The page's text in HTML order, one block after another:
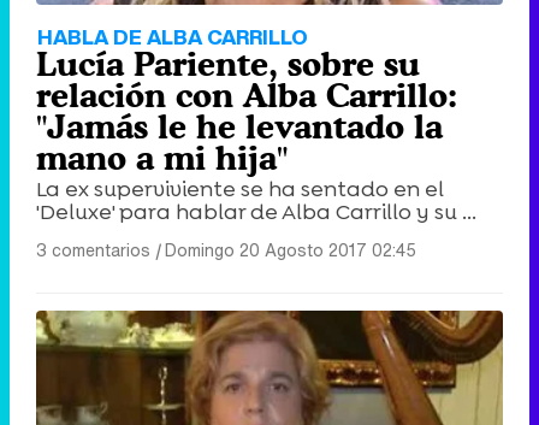
HABLA DE ALBA CARRILLO
Lucía Pariente, sobre su
relación con Alba Carrillo:
"Jamás le he levantado la
mano a mi hija"
La ex superviviente se ha sentado en el
'Deluxe' para hablar de Alba Carrillo y su ...
3 comentarios |Domingo 20 Agosto 2017 02:45